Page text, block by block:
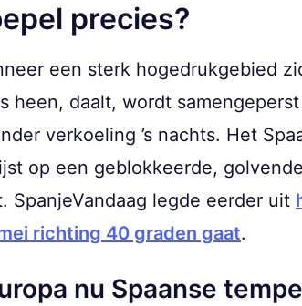
precies?
een sterk hogedrukgebied
heen, daalt, wordt
verkoeling ’s nachts. Het
op een geblokkeerde,
SpanjeVandaag legde eerder uit
richting 40 graden gaat.
nu Spaanse